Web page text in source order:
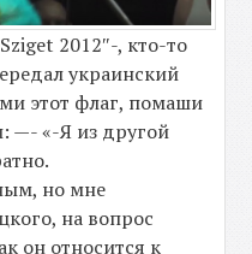
2012″-, кто-то
украинский
этот флаг, помаши
—- «-Я из другой
но мне
на вопрос
он относится к